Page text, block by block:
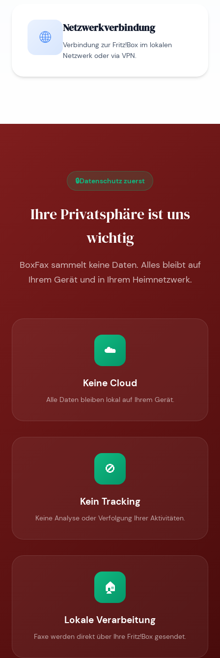
🌐 Netzwerkverbindung
Verbindung zur Fritz!Box im lokalen
Netzwerk oder via VPN.
🔒Datenschutz zuerst
Ihre Privatsphäre ist uns
wichtig
BoxFax sammelt keine Daten. Alles bleibt auf
Ihrem Gerät und in Ihrem Heimnetzwerk.
☁️
Keine Cloud
Alle Daten bleiben lokal auf Ihrem Gerät.
🚫
Kein Tracking
Keine Analyse oder Verfolgung Ihrer Aktivitäten.
🏠
Lokale Verarbeitung
Faxe werden direkt über Ihre Fritz!Box gesendet.